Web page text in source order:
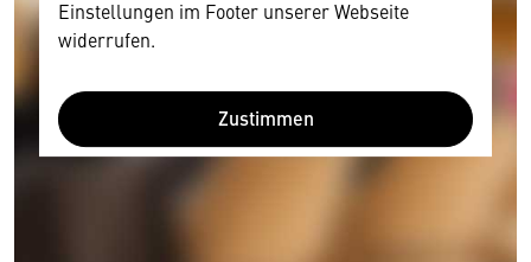
Einstellungen im Footer unserer Webseite
widerrufen.
Zustimmen